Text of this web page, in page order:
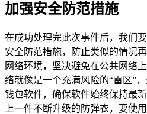
加强安全防范措施
在成功处理完此次事件后，我们
安全防范措施，防止类似的情况
网络环境，坚决避免在公共网络
络就像是一个充满风险的“雷区”
钱包软件，确保软件始终保持最
上一件不断升级的防弹衣，要使